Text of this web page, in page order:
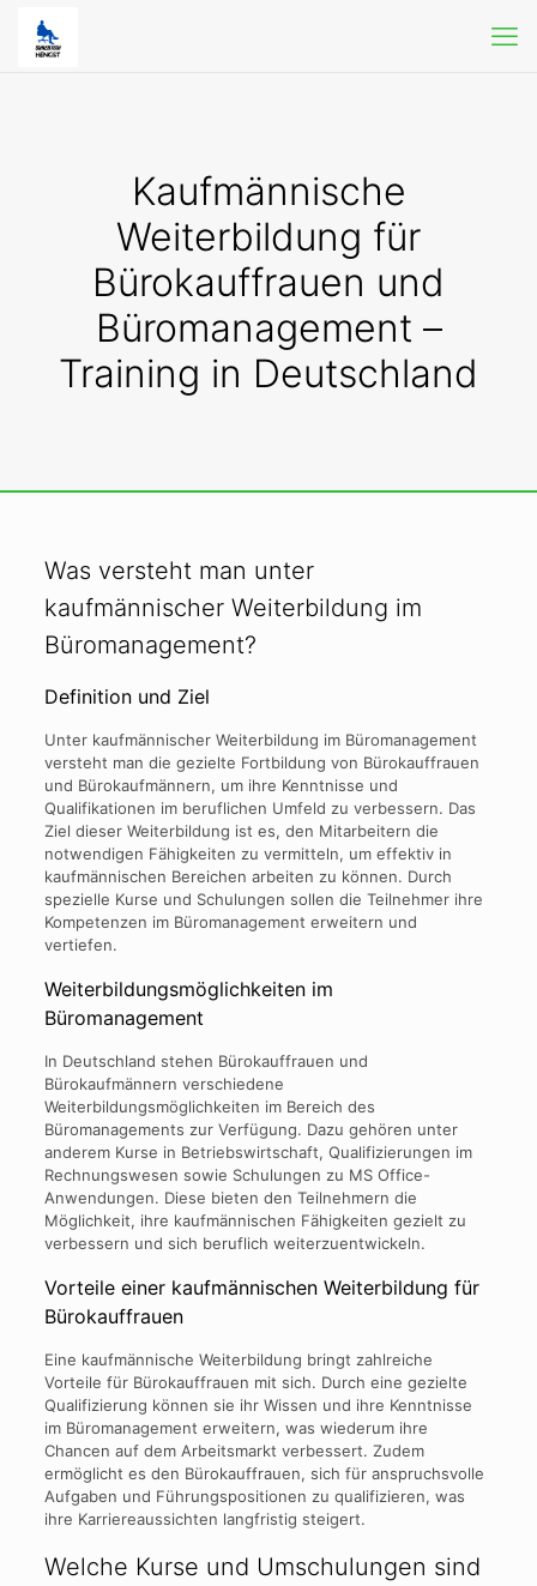
Kaufmännische
Weiterbildung für
Bürokauffrauen und
Büromanagement –
Training in Deutschland
Was versteht man unter
kaufmännischer Weiterbildung im
Büromanagement?
Definition und Ziel
Unter kaufmännischer Weiterbildung im Büromanagement
versteht man die gezielte Fortbildung von Bürokauffrauen
und Bürokaufmännern, um ihre Kenntnisse und
Qualifikationen im beruflichen Umfeld zu verbessern. Das
Ziel dieser Weiterbildung ist es, den Mitarbeitern die
notwendigen Fähigkeiten zu vermitteln, um effektiv in
kaufmännischen Bereichen arbeiten zu können. Durch
spezielle Kurse und Schulungen sollen die Teilnehmer ihre
Kompetenzen im Büromanagement erweitern und
vertiefen.
Weiterbildungsmöglichkeiten im
Büromanagement
In Deutschland stehen Bürokauffrauen und
Bürokaufmännern verschiedene
Weiterbildungsmöglichkeiten im Bereich des
Büromanagements zur Verfügung. Dazu gehören unter
anderem Kurse in Betriebswirtschaft, Qualifizierungen im
Rechnungswesen sowie Schulungen zu MS Office-
Anwendungen. Diese bieten den Teilnehmern die
Möglichkeit, ihre kaufmännischen Fähigkeiten gezielt zu
verbessern und sich beruflich weiterzuentwickeln.
Vorteile einer kaufmännischen Weiterbildung für
Bürokauffrauen
Eine kaufmännische Weiterbildung bringt zahlreiche
Vorteile für Bürokauffrauen mit sich. Durch eine gezielte
Qualifizierung können sie ihr Wissen und ihre Kenntnisse
im Büromanagement erweitern, was wiederum ihre
Chancen auf dem Arbeitsmarkt verbessert. Zudem
ermöglicht es den Bürokauffrauen, sich für anspruchsvolle
Aufgaben und Führungspositionen zu qualifizieren, was
ihre Karriereaussichten langfristig steigert.
Welche Kurse und Umschulungen sind